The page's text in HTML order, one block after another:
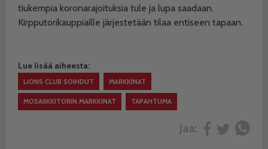
tiukempia koronarajoituksia tule ja lupa saadaan.
Kirpputorikauppiaille järjestetään tilaa entiseen tapaan.
Lue lisää aiheesta:
LIONS CLUB SOIHDUT MARKKINAT
MOSAIIKKITORIN MARKKINAT TAPAHTUMA
Jaa: